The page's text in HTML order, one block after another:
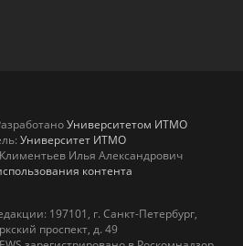
Университетом ИТМО
Университет ИТМО
Илья Александрович
контента
197101, г. Санкт-Петербург,
проспект, д. 49